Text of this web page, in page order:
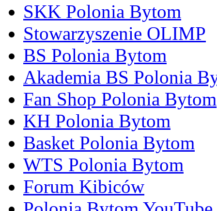
SKK Polonia Bytom
Stowarzyszenie OLIMP
BS Polonia Bytom
Akademia BS Polonia
Fan Shop Polonia Bytom
KH Polonia Bytom
Basket Polonia Bytom
WTS Polonia Bytom
Forum Kibiców